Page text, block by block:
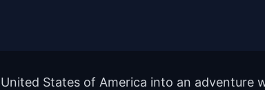
States of America into an adventure